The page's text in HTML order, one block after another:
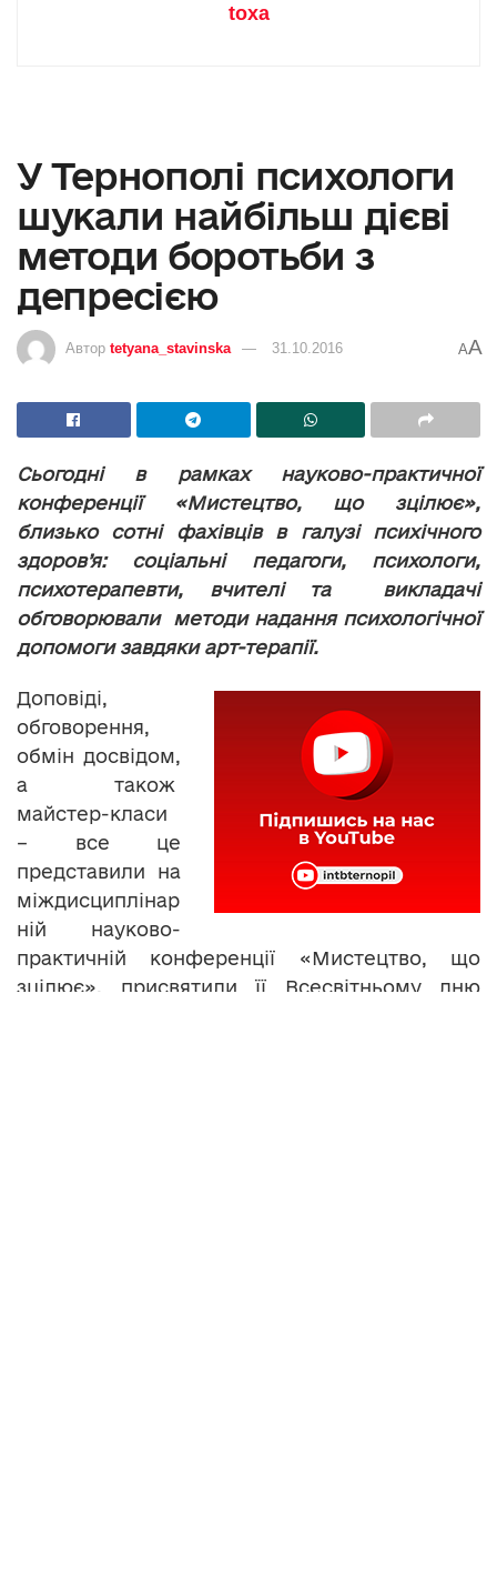
toxa
У Тернополі психологи
шукали найбільш дієві
методи боротьби з
депресією
Автор tetyana_stavinska 31.10.2016 AA
Сьогодні в рамках науково-практичної
конференції «Мистецтво, що зцілює»,
близько сотні фахівців в галузі психічного
здоров’я: соціальні педагоги, психологи,
психотерапевти, вчителі та викладачі
обговорювали методи надання психологічної
допомоги завдяки арт-терапії.
Доповіді,
обговорення,
обмін досвідом,
а також
майстер-класи
– все це
представили на
міждисциплінар
ній науково-
практичній конференції «Мистецтво, що
зцілює», присвятили її Всесвітньому дню